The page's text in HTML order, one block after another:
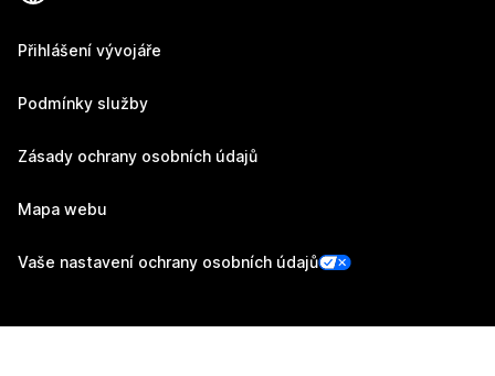
Přihlášení vývojáře
Podmínky služby
Zásady ochrany osobních údajů
Mapa webu
Vaše nastavení ochrany osobních údajů